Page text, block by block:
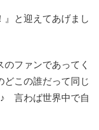
』と迎えてあげまし
ファンであってく
どこの誰だって同じ
言わば世界中で自